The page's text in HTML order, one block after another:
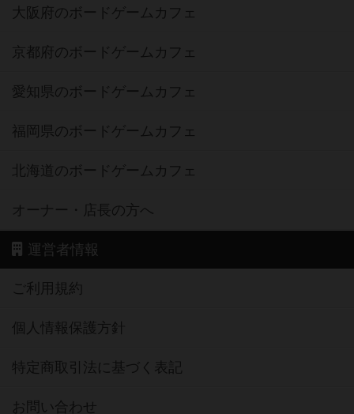
大阪府のボードゲームカフェ
京都府のボードゲームカフェ
愛知県のボードゲームカフェ
福岡県のボードゲームカフェ
北海道のボードゲームカフェ
オーナー・店長の方へ
運営者情報
ご利用規約
個人情報保護方針
特定商取引法に基づく表記
お問い合わせ